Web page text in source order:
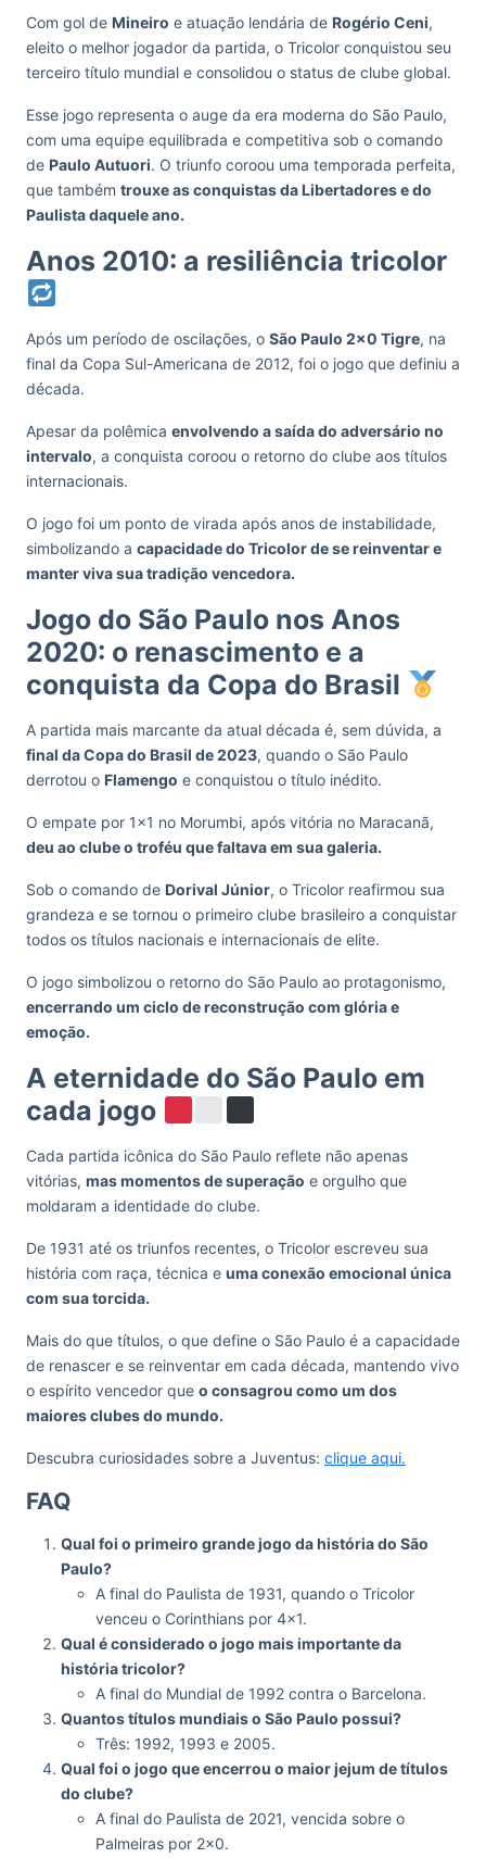
Com gol de Mineiro e atuação lendária de Rogério Ceni,
eleito o melhor jogador da partida, o Tricolor conquistou seu
terceiro título mundial e consolidou o status de clube global.
Esse jogo representa o auge da era moderna do São Paulo,
com uma equipe equilibrada e competitiva sob o comando
de Paulo Autuori. O triunfo coroou uma temporada perfeita,
que também trouxe as conquistas da Libertadores e do
Paulista daquele ano.
Anos 2010: a resiliência tricolor
Após um período de oscilações, o São Paulo 2×0 Tigre, na
final da Copa Sul-Americana de 2012, foi o jogo que definiu a
década.
Apesar da polêmica envolvendo a saída do adversário no
intervalo, a conquista coroou o retorno do clube aos títulos
internacionais.
O jogo foi um ponto de virada após anos de instabilidade,
simbolizando a capacidade do Tricolor de se reinventar e
manter viva sua tradição vencedora.
Jogo do São Paulo nos Anos
2020: o renascimento e a
conquista da Copa do Brasil
A partida mais marcante da atual década é, sem dúvida, a
final da Copa do Brasil de 2023, quando o São Paulo
derrotou o Flamengo e conquistou o título inédito.
O empate por 1×1 no Morumbi, após vitória no Maracanã,
deu ao clube o troféu que faltava em sua galeria.
Sob o comando de Dorival Júnior, o Tricolor reafirmou sua
grandeza e se tornou o primeiro clube brasileiro a conquistar
todos os títulos nacionais e internacionais de elite.
O jogo simbolizou o retorno do São Paulo ao protagonismo,
encerrando um ciclo de reconstrução com glória e
emoção.
A eternidade do São Paulo em
cada jogo
Cada partida icônica do São Paulo reflete não apenas
vitórias, mas momentos de superação e orgulho que
moldaram a identidade do clube.
De 1931 até os triunfos recentes, o Tricolor escreveu sua
história com raça, técnica e uma conexão emocional única
com sua torcida.
Mais do que títulos, o que define o São Paulo é a capacidade
de renascer e se reinventar em cada década, mantendo vivo
o espírito vencedor que o consagrou como um dos
maiores clubes do mundo.
Descubra curiosidades sobre a Juventus: clique aqui.
FAQ
Qual foi o primeiro grande jogo da história do São
Paulo?
A final do Paulista de 1931, quando o Tricolor
venceu o Corinthians por 4×1.
Qual é considerado o jogo mais importante da
história tricolor?
A final do Mundial de 1992 contra o Barcelona.
Quantos títulos mundiais o São Paulo possui?
Três: 1992, 1993 e 2005.
Qual foi o jogo que encerrou o maior jejum de títulos
do clube?
A final do Paulista de 2021, vencida sobre o
Palmeiras por 2×0.